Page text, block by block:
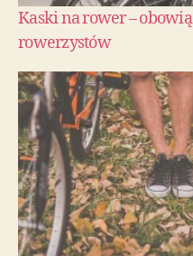
Kaski na rower –
rowerzystów